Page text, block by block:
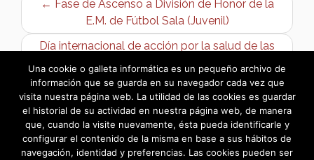
← Fase de Ascenso a División de Honor de la
E.M. de Fútbol Sala (Juvenil)
Día internacional de acción por la salud de las
mujeres: YOGA AL AIRE LIBRE →
Una cookie o galleta informática es un pequeño archivo de
información que se guarda en su navegador cada vez que
visita nuestra página web. La utilidad de las cookies es guardar
el historial de su actividad en nuestra página web, de manera
que, cuando la visite nuevamente, ésta pueda identificarle y
configurar el contenido de la misma en base a sus hábitos de
navegación, identidad y preferencias. Las cookies pueden ser